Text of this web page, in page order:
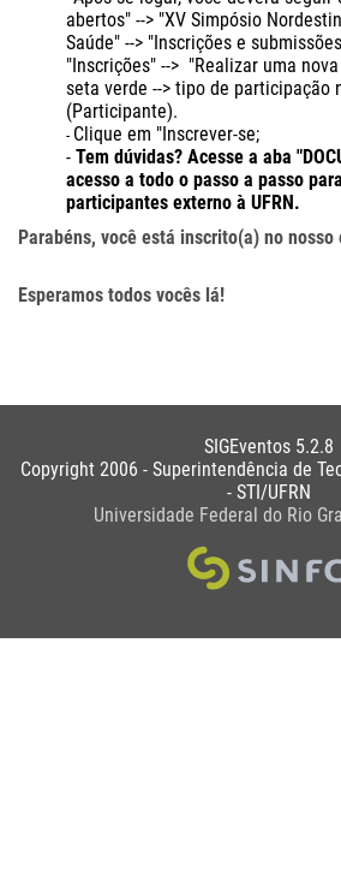
abertos" --> "XV Simpósio
Saúde" --> "Inscrições e
"Inscrições" --> "Realizar uma
seta verde --> tipo de participação
(Participante).
Clique em "Inscrever-se;
Tem dúvidas? Acesse a aba
acesso a todo o passo a passo
participantes externo à UFRN.
Parabéns, você está inscrito(a) no nosso
Esperamos todos vocês lá!
SIGEventos 5.2.8
Copyright 2006 - Superintendência de
- STI/UFRN
Universidade Federal do Rio